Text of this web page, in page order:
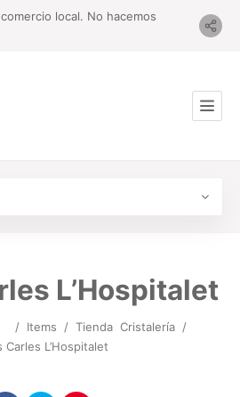
local. No hacemos
L’Hospitalet
/ Items / Tienda Cristalería /
Carles L’Hospitalet